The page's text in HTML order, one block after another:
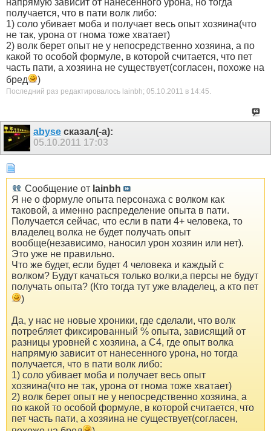
получается, что в пати волк либо:
1) соло убивает моба и получает весь опыт хозяина(что
не так, урона от гнома тоже хватает)
2) волк берет опыт не у непосредственно хозяина, а по
какой то особой формуле, в которой считается, что пет
часть пати, а хозяина не существует(согласен, похоже на
бред
)
Последний раз редактировалось lainbh; 05.10.2011 в 14:45
abyse сказал(-а):
05.10.2011 17:03
Сообщение от lainbh
Я не о формуле опыта персонажа с волком как
таковой, а именно распределение опыта в пати.
Получается сейчас, что если в пати 4+ человека, то
владелец волка не будет получать опыт
вообще(независимо, наносил урон хозяин или нет).
Это уже не правильно.
Что же будет, если будет 4 человека и каждый с
волком? Будут качаться только волки,а персы не будут
получать опыта? (Кто тогда тут уже владелец, а кто пет
)
Да, у нас не новые хроники, где сделали, что волк
потребляет фиксированный % опыта, зависящий от
разницы уровней с хозяина, а С4, где опыт волка
напрямую зависит от нанесенного урона, но тогда
получается, что в пати волк либо:
1) соло убивает моба и получает весь опыт
хозяина(что не так, урона от гнома тоже хватает)
2) волк берет опыт не у непосредственно хозяина, а
по какой то особой формуле, в которой считается, что
пет часть пати, а хозяина не существует(согласен,